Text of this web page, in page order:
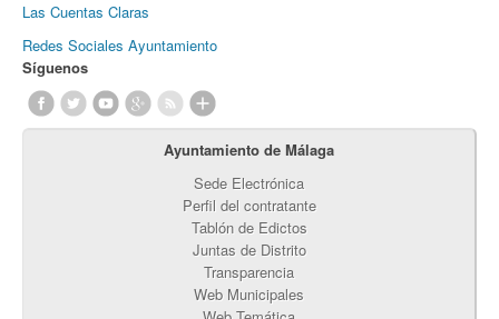
Las Cuentas Claras
Redes Sociales Ayuntamiento
Síguenos
Ayuntamiento de Málaga
Sede Electrónica
Perfil del contratante
Tablón de Edictos
Juntas de Distrito
Transparencia
Web Municipales